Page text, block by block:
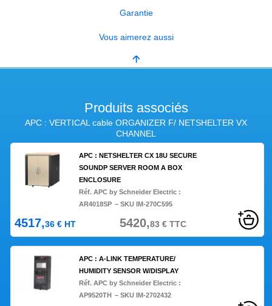
Garantie
Vous aimerez aussi
Produits associés
APC : VERTICAL cable ORGANIZER F/ NETSHELTER VX
CHANNEL
APC : NETSHELTER CX 18U SECURE
SOUNDP SERVER ROOM A BOX
ENCLOSURE
Réf. APC by Schneider Electric :
AR4018SP – SKU IM-270C595
4517,36 € HT 5420,83€TTC
APC : A-LINK TEMPERATURE/
HUMIDITY SENSOR W/DISPLAY
Réf. APC by Schneider Electric :
AP9520TH – SKU IM-2702432